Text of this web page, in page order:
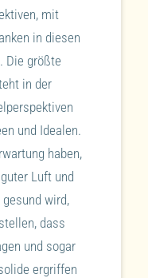
mit
in diesen
Die größte
in der
und Idealen.
haben,
Luft und
wird,
dass
und sogar
ergriffen